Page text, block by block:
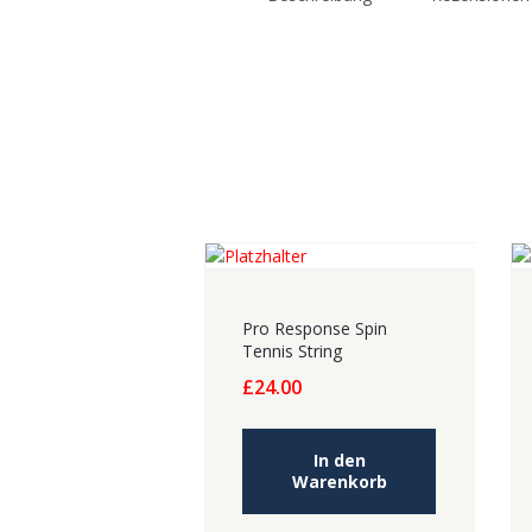
Pro Response Spin
Tennis String
£24.00
In den
Warenkorb